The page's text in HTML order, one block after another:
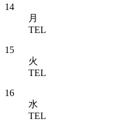
14
月
TEL
15
火
TEL
16
水
TEL